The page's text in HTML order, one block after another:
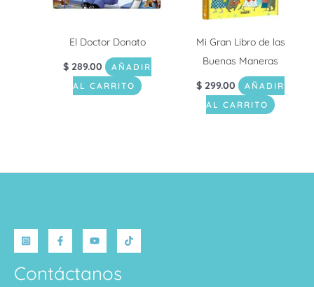
El Doctor Donato
$ 289.00
AÑADIR
AL CARRITO
Mi Gran Libro de las
Buenas Maneras
$ 299.00
AÑADIR
AL CARRITO
Contáctanos